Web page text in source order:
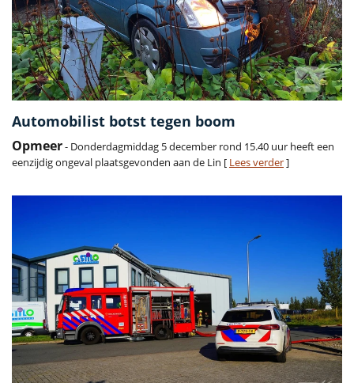
Automobilist botst tegen boom
Opmeer- Donderdagmiddag 5 december rond 15.40 uur heeft een
eenzijdig ongeval plaatsgevonden aan de Lin [ Lees verder]